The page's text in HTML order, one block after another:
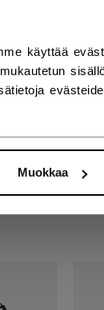
käyttää
Muokkaa